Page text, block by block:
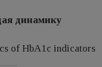
динамику
of HbA1c indicators